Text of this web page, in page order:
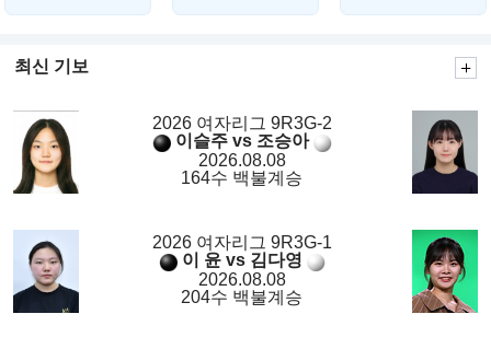
최신 기보
2026 여자리그 9R3G-2
이슬주 vs 조승아
2026.08.08
164수 백불계승
2026 여자리그 9R3G-1
이 윤 vs 김다영
2026.08.08
204수 백불계승